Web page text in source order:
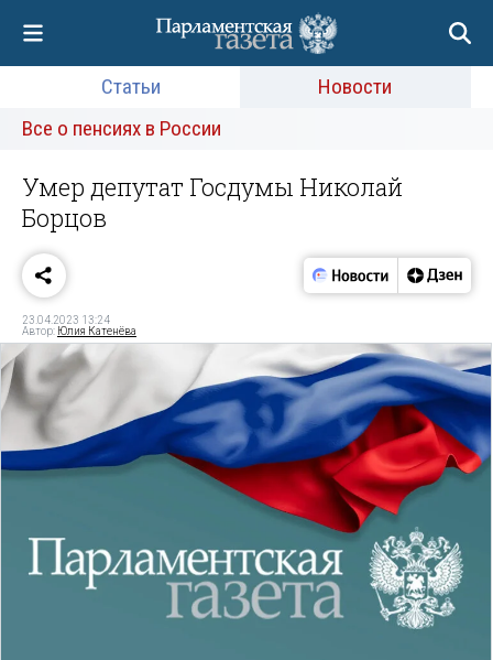
Статьи
Новости
Все о пенсиях в России
Умер депутат Госдумы Николай
Борцов
23.04.2023 13:24
Автор: Юлия Катенёва